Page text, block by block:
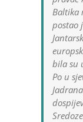
Baltika
postao
bila su
Po u